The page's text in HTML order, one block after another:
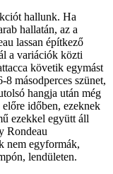
hallunk. Ha
hallatán, az a
lassan építkező
a variációk közti
követik egymást
másodperces szünet,
hangja után még
időben, ezeknek
ezekkel együtt áll
Rondeau
nem egyformák,
lendületen.